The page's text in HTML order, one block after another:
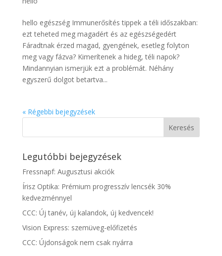
hello egészség Immunerősítés tippek a téli időszakban:
ezt teheted meg magadért és az egészségedért
Fáradtnak érzed magad, gyengének, esetleg folyton
meg vagy fázva? Kimerítenek a hideg, téli napok?
Mindannyian ismerjük ezt a problémát. Néhány
egyszerű dolgot betartva...
« Régebbi bejegyzések
Legutóbbi bejegyzések
Fressnapf: Augusztusi akciók
Írisz Optika: Prémium progresszív lencsék 30%
kedvezménnyel
CCC: Új tanév, új kalandok, új kedvencek!
Vision Express: szemüveg-előfizetés
CCC: Újdonságok nem csak nyárra